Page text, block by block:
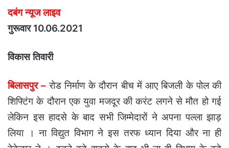
दबंग न्यूज लाइव
गुरूवार 10.06.2021
विकास तिवारी
बिलासपुर –रोड निर्माण के दौरान बीच में आए बिजली के पोल की
शिफ्टिंग के दौरान एक युवा मजदूर की करंट लगने से मौत हो गई
लेकिन इस हादसे के बाद सभी जिम्मेदारों ने अपना पल्ला झाड़
लिया । ना विद्युत विभाग ने इस तरफ ध्यान दिया और ना ही